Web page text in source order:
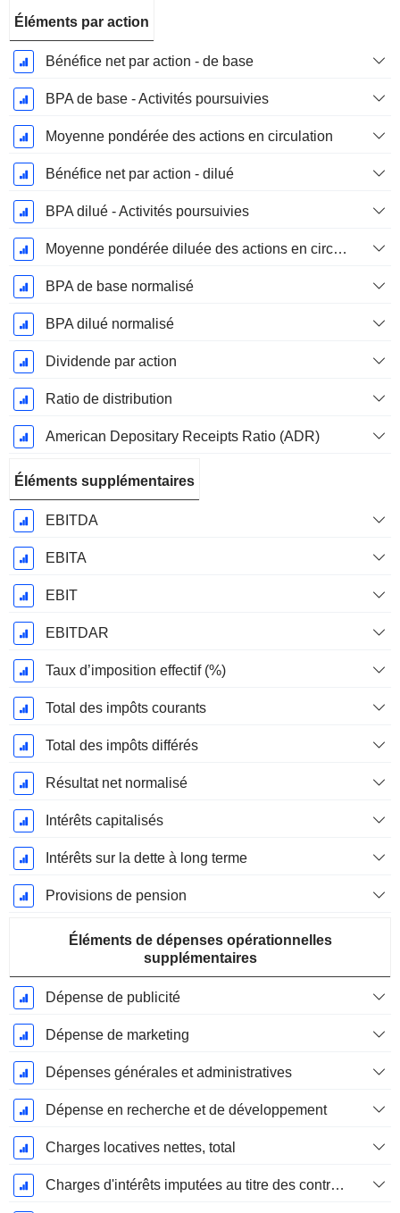
Éléments par action
Bénéfice net par action - de base
BPA de base - Activités poursuivies
Moyenne pondérée des actions en circulation
Bénéfice net par action - dilué
BPA dilué - Activités poursuivies
Moyenne pondérée diluée des actions en circulation
BPA de base normalisé
BPA dilué normalisé
Dividende par action
Ratio de distribution
American Depositary Receipts Ratio (ADR)
Éléments supplémentaires
EBITDA
EBITA
EBIT
EBITDAR
Taux d’imposition effectif (%)
Total des impôts courants
Total des impôts différés
Résultat net normalisé
Intérêts capitalisés
Intérêts sur la dette à long terme
Provisions de pension
Éléments de dépenses opérationnelles
supplémentaires
Dépense de publicité
Dépense de marketing
Dépenses générales et administratives
Dépense en recherche et de développement
Charges locatives nettes, total
Charges d'intérêts imputées au titre des contrats de location